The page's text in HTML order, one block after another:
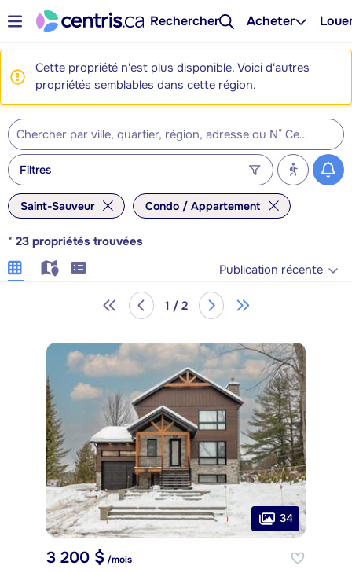
Rechercher Acheter
Cette propriété n'est plus disponible. Voici d'autres
propriétés semblables dans cette région.
Filtres
Saint-Sauveur Condo / Appartement
* 23 propriétés trouvées
Publication récente
1 / 2
34
3 200 $ /mois